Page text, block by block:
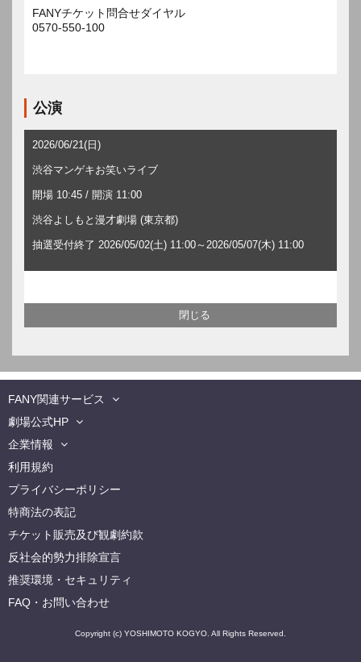
FANYチケット問合せダイヤル
0570-550-100
公演
2026/06/21(日)
渋谷マンゲキお笑いライブ
開場 10:45 / 開演 11:00
渋谷よしもと漫才劇場 (東京都)
抽選受付終了 2026/05/02(土) 11:00～2026/05/07(木) 11:00
FANY関連サービス
劇場公式HP
企業情報
利用規約
プライバシーポリシー
特商法の表記
チケット販売及び観劇約款
反社会的勢力排除宣言
推奨環境・セキュリティ
FAQ・お問い合わせ
Copyright (c) YOSHIMOTO KOGYO. All Rights Reserved.